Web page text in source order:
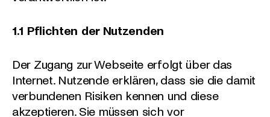
1.1 Pflichten der Nutzenden
Der Zugang zur Webseite erfolgt über das
Internet. Nutzende erklären, dass sie die damit
verbundenen Risiken kennen und diese
akzeptieren. Sie müssen sich vor